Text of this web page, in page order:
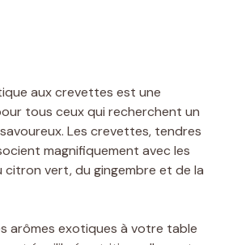
aux crevettes est une
tous ceux qui recherchent un
Les crevettes, tendres
magnifiquement avec les
citron vert, du gingembre et de la
arômes exotiques à votre table